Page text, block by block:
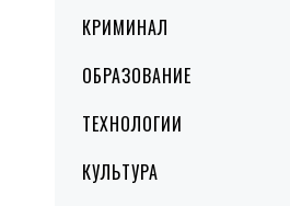
КРИМИНАЛ
ОБРАЗОВАНИЕ
ТЕХНОЛОГИИ
КУЛЬТУРА